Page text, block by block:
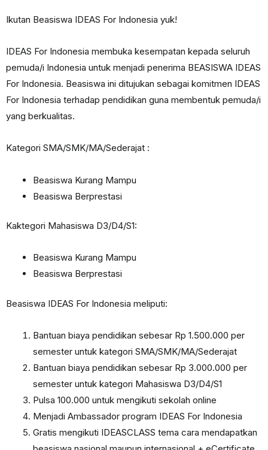
Ikutan Beasiswa IDEAS For Indonesia yuk!
IDEAS For Indonesia membuka kesempatan kepada seluruh
pemuda/i Indonesia untuk menjadi penerima BEASISWA IDEAS
For Indonesia. Beasiswa ini ditujukan sebagai komitmen IDEAS
For Indonesia terhadap pendidikan guna membentuk pemuda/i
yang berkualitas.
Kategori SMA/SMK/MA/Sederajat :
Beasiswa Kurang Mampu
Beasiswa Berprestasi
Kaktegori Mahasiswa D3/D4/S1:
Beasiswa Kurang Mampu
Beasiswa Berprestasi
Beasiswa IDEAS For Indonesia meliputi:
Bantuan biaya pendidikan sebesar Rp 1.500.000 per
semester untuk kategori SMA/SMK/MA/Sederajat
Bantuan biaya pendidikan sebesar Rp 3.000.000 per
semester untuk kategori Mahasiswa D3/D4/S1
Pulsa 100.000 untuk mengikuti sekolah online
Menjadi Ambassador program IDEAS For Indonesia
Gratis mengikuti IDEASCLASS tema cara mendapatkan